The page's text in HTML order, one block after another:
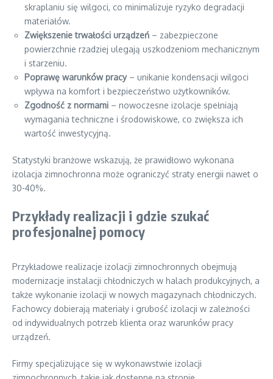
skraplaniu się wilgoci, co minimalizuje ryzyko degradacji
materiałów.
Zwiększenie trwałości urządzeń – zabezpieczone
powierzchnie rzadziej ulegają uszkodzeniom mechanicznym
i starzeniu.
Poprawę warunków pracy– unikanie kondensacji wilgoci
wpływa na komfort i bezpieczeństwo użytkowników.
Zgodność z normami – nowoczesne izolacje spełniają
wymagania techniczne i środowiskowe, co zwiększa ich
wartość inwestycyjną.
Statystyki branżowe wskazują, że prawidłowo wykonana
izolacja zimnochronna może ograniczyć straty energii nawet o
30-40%.
Przykłady realizacji i gdzie szukać
profesjonalnej pomocy
Przykładowe realizacje izolacji zimnochronnych obejmują
modernizacje instalacji chłodniczych w halach produkcyjnych, a
także wykonanie izolacji w nowych magazynach chłodniczych.
Fachowcy dobierają materiały i grubość izolacji w zależności
od indywidualnych potrzeb klienta oraz warunków pracy
urządzeń.
Firmy specjalizujące się w wykonawstwie izolacji